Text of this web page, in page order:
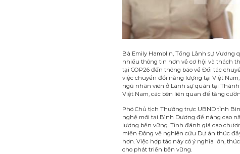
Bà Emily Hamblin, Tổng Lãnh sự Vương
nhiều thông tin hơn về cơ hội và thách
tại COP26 đến thông báo về Đối tác
việc chuyển đổi năng lượng tại Việt
ngũ nhân viên ở Lãnh sự quán tại
Việt Nam, các bên liên quan để tăng
Phó Chủ tịch Thường trực UBND tỉnh
nghệ mới tại Bình Dương để nâng cao
lượng bền vững. Tỉnh đánh giá cao
miền Đông về nghiên cứu Dự án thúc
hơn. Việc hợp tác này có ý nghĩa lớn,
cho phát triển bền vững.